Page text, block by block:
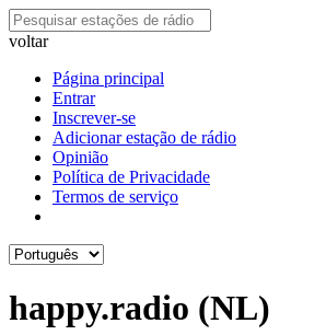
voltar
Página principal
Entrar
Inscrever-se
Adicionar estação de rádio
Opinião
Política de Privacidade
Termos de serviço
happy.radio (NL)